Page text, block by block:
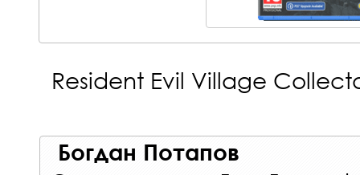
Resident Evil Village
Богдан Потапов